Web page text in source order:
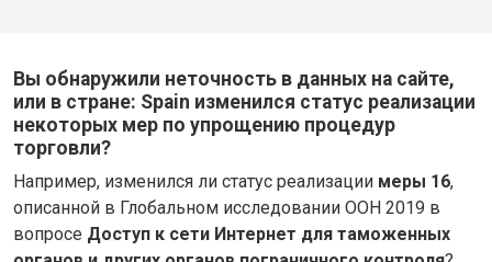
Вы обнаружили неточность в данных на сайте,
или в стране: Spain изменился статус реализации
некоторых мер по упрощению процедур
торговли?
Например, изменился ли статус реализации меры 16,
описанной в Глобальном исследовании ООН 2019 в
вопросе Доступ к сети Интернет для таможенных